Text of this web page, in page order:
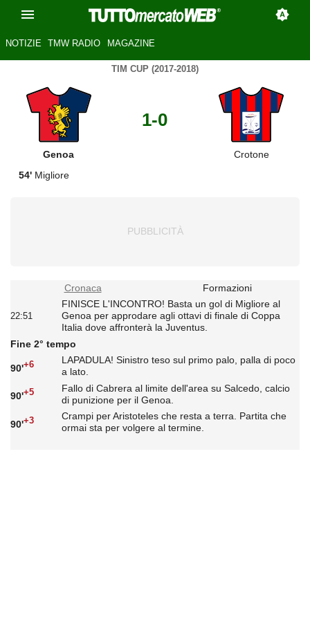
NOTIZIE TMW RADIO MAGAZINE
TIM CUP (2017-2018)
Genoa
1-0
Crotone
54' Migliore
Cronaca Formazioni
22:51
FINISCE L'INCONTRO! Basta un gol di Migliore al
Genoa per approdare agli ottavi di finale di Coppa
Italia dove affronterà la Juventus.
Fine 2° tempo
90'+6
LAPADULA! Sinistro teso sul primo palo, palla di poco
a lato.
90'+5
Fallo di Cabrera al limite dell'area su Salcedo, calcio
di punizione per il Genoa.
90'+3
Crampi per Aristoteles che resta a terra. Partita che
ormai sta per volgere al termine.